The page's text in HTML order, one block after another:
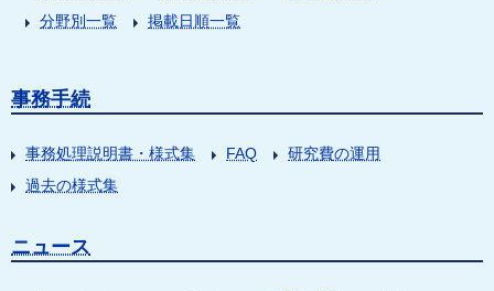
分野別一覧
掲載日順一覧
事務手続
事務処理説明書・様式集 FAQ
研究費の運用
過去の様式集
ニュース